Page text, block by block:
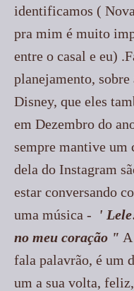
identificamos (
pra mim é muito
entre o casal e eu)
planejamento,
Disney, que eles
em Dezembro do
sempre mantive um
dela do Instagram
estar conversando
uma música - '
no meu coração "
fala palavrão, é um
um a sua volta,